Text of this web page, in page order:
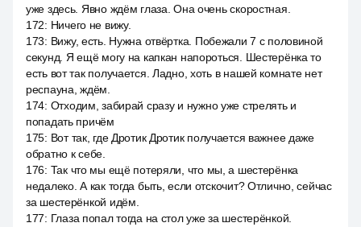
уже здесь. Явно ждём глаза. Она очень скоростная.
172: Ничего не вижу.
173: Вижу, есть. Нужна отвёртка. Побежали 7 с половиной
секунд. Я ещё могу на капкан напороться. Шестерёнка то
есть вот так получается. Ладно, хоть в нашей комнате нет
респауна, ждём.
174: Отходим, забирай сразу и нужно уже стрелять и
попадать причём
175: Вот так, где Дротик Дротик получается важнее даже
обратно к себе.
176: Так что мы ещё потеряли, что мы, а шестерёнка
недалеко. А как тогда быть, если отскочит? Отлично, сейчас
за шестерёнкой идём.
177: Глаза попал тогда на стол уже за шестерёнкой.